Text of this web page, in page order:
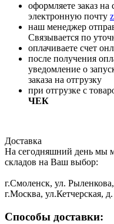
оформляете заказ на
электронную почту
наш менеджер
Связывается по
оплачиваете счет
после получения
уведомление о
заказа на отгрузку
при отгрузке с
ЧЕК
Доставка
На сегодняшний день мы
складов на Ваш выбор:
г.Смоленск, ул.
г.Москва, ул.Кетчерская,
Способы доставки: